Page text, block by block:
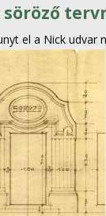
söröző
el a Nick udvar